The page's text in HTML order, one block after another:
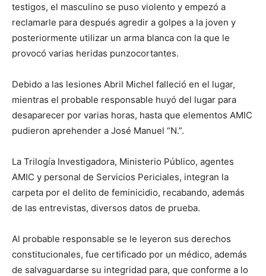
testigos, el masculino se puso violento y empezó a
reclamarle para después agredir a golpes a la joven y
posteriormente utilizar un arma blanca con la que le
provocó varias heridas punzocortantes.
Debido a las lesiones Abril Michel falleció en el lugar,
mientras el probable responsable huyó del lugar para
desaparecer por varias horas, hasta que elementos AMIC
pudieron aprehender a José Manuel “N.”.
La Trilogía Investigadora, Ministerio Público, agentes
AMIC y personal de Servicios Periciales, integran la
carpeta por el delito de feminicidio, recabando, además
de las entrevistas, diversos datos de prueba.
Al probable responsable se le leyeron sus derechos
constitucionales, fue certificado por un médico, además
de salvaguardarse su integridad para, que conforme a lo